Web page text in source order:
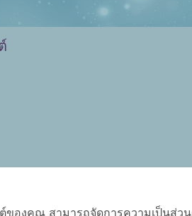
ของคุณ สามารถจัดการความเป็นส่